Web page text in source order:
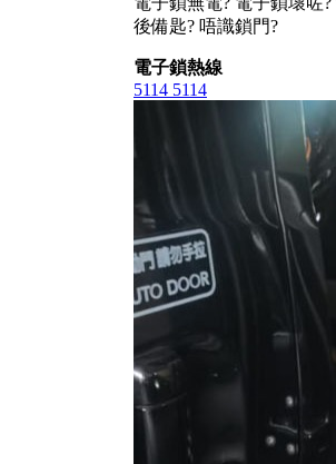
後備匙? 唔識鎖門?
電子鎖熱線
5114 5114